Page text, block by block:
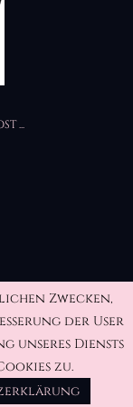
Zwecken,
der User
unseres Diensts
zu.
...